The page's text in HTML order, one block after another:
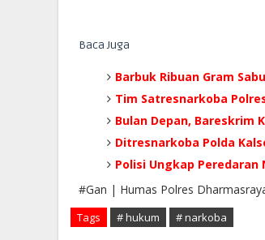
Baca Juga
Barbuk Ribuan Gram
Tim Satresnarkoba
Bulan Depan, Bareskrim
Ditresnarkoba Polda
Polisi Ungkap
#Gan | Humas Polres
Tags # hukum # narkoba